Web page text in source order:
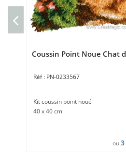
Coussin Point Noue Chat
PN-0233567
Kit coussin point noué
40 x 40 cm
ou3